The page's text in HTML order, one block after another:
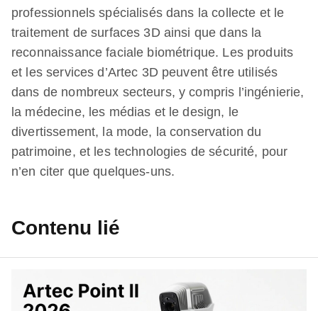
professionnels spécialisés dans la collecte et le
traitement de surfaces 3D ainsi que dans la
reconnaissance faciale biométrique. Les produits
et les services d’Artec 3D peuvent être utilisés
dans de nombreux secteurs, y compris l’ingénierie,
la médecine, les médias et le design, le
divertissement, la mode, la conservation du
patrimoine, et les technologies de sécurité, pour
n’en citer que quelques-uns.
Contenu lié